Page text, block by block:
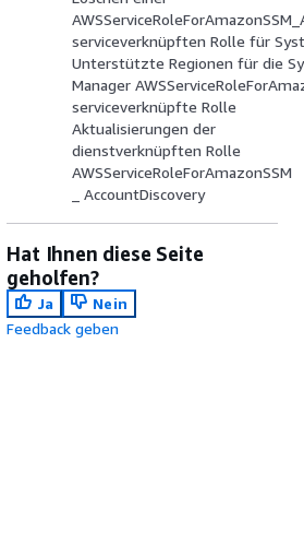
serviceverknüpften Rolle für
Unterstützte Regionen für die
Manager
serviceverknüpfte Rolle
Aktualisierungen der
dienstverknüpften Rolle
AWSServiceRoleForAmazonSSM
_ AccountDiscovery
Hat Ihnen diese Seite
geholfen?
Ja
Nein
Feedback geben